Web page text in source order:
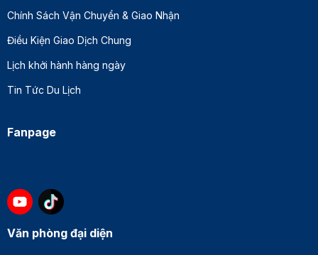
Chính Sách Vận Chuyển & Giao Nhận
Điều Kiện Giao Dịch Chung
Lịch khởi hành hàng ngày
Tin Tức Du Lịch
Fanpage
Văn phòng đại diện